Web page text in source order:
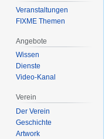
Veranstaltungen
FIXME Themen
Angebote
Wissen
Dienste
Video-Kanal
Verein
Der Verein
Geschichte
Artwork